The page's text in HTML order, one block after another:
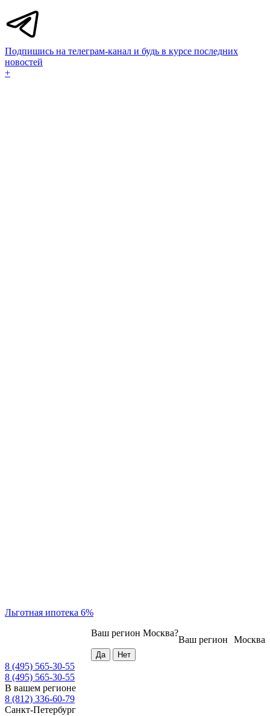
Подпишись на телеграм-канал и будь в курсе последних
новостей
+
Льготная ипотека 6%
Москва
Ваш регион
Ваш регион Москва?
8 (495) 565-30-55
8 (495) 565-30-55
В вашем регионе
8 (812) 336-60-79
Санкт-Петербург